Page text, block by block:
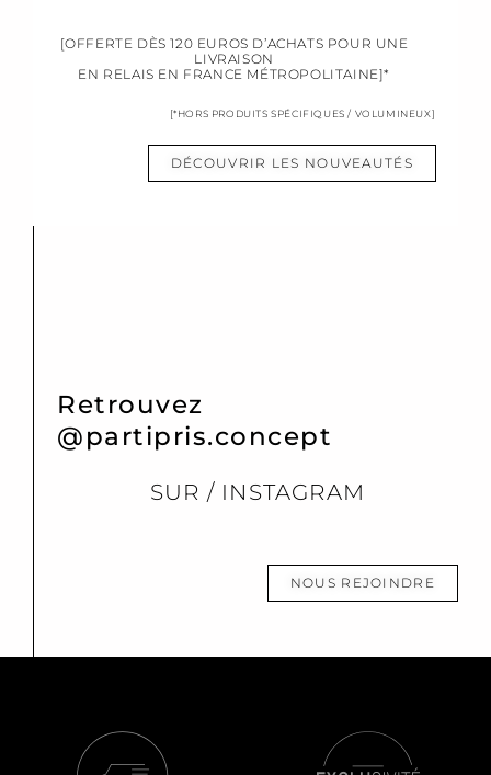
[OFFERTE DÈS 120 EUROS D’ACHATS POUR UNE
LIVRAISON
EN RELAIS EN FRANCE MÉTROPOLITAINE]*
[*HORS PRODUITS SPÉCIFIQUES / VOLUMINEUX]
DÉCOUVRIR LES NOUVEAUTÉS
Retrouvez
@partipris.concept
SUR / INSTAGRAM
NOUS REJOINDRE